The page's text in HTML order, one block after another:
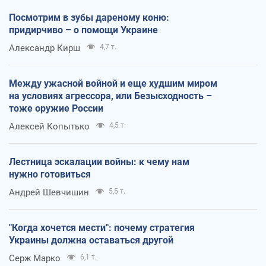
Посмотрим в зубы дареному коню:
придирчиво – о помощи Украине
Александр Кирш 4,7 т.
Между ужасной войной и еще худшим миром
на условиях агрессора, или Безысходность –
тоже оружие России
Алексей Копытько 4,5 т.
Лестница эскалации войны: к чему нам
нужно готовиться
Андрей Шевчишин 5,5 т.
"Когда хочется мести": почему стратегия
Украины должна оставаться другой
Серж Марко 6,1 т.